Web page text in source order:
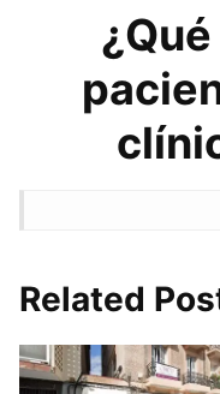
Related